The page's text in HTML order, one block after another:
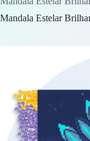
Mandala Estelar